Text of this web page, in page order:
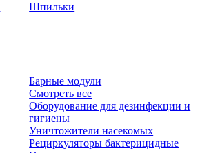
Шпильки
Барные модули
Смотреть все
Оборудование для дезинфекции и
гигиены
Уничтожители насекомых
Рециркуляторы бактерицидные